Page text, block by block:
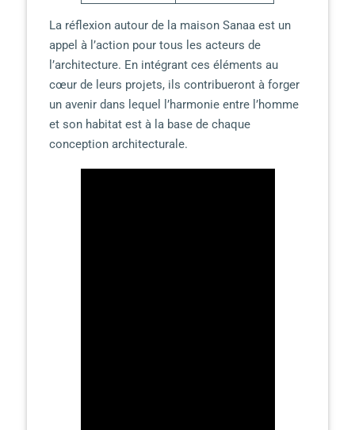
La réflexion autour de la maison Sanaa est un
appel à l’action pour tous les acteurs de
l’architecture. En intégrant ces éléments au
cœur de leurs projets, ils contribueront à forger
un avenir dans lequel l’harmonie entre l’homme
et son habitat est à la base de chaque
conception architecturale.